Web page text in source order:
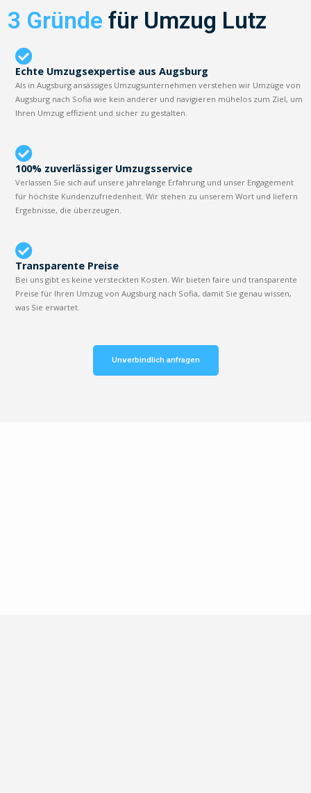
3 Gründe für Umzug Lutz
Echte Umzugsexpertise aus Augsburg
Als in Augsburg ansässiges Umzugsunternehmen verstehen wir Umzüge von
Augsburg nach Sofia wie kein anderer und navigieren mühelos zum Ziel, um
Ihren Umzug effizient und sicher zu gestalten.
100% zuverlässiger Umzugsservice
Verlassen Sie sich auf unsere jahrelange Erfahrung und unser Engagement
für höchste Kundenzufriedenheit. Wir stehen zu unserem Wort und liefern
Ergebnisse, die überzeugen.
Transparente Preise
Bei uns gibt es keine versteckten Kosten. Wir bieten faire und transparente
Preise für Ihren Umzug von Augsburg nach Sofia, damit Sie genau wissen,
was Sie erwartet.
Unverbindlich anfragen